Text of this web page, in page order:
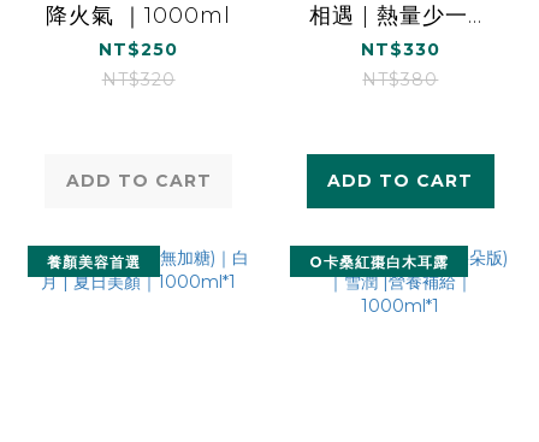
降火氣 ｜1000ml
NT$250
NT$320
ADD TO CART
相遇 | 熱量少一半
｜1000ml*1
NT$330
NT$380
ADD TO CART
養顏美容首選 O卡桑紅棗白木耳露